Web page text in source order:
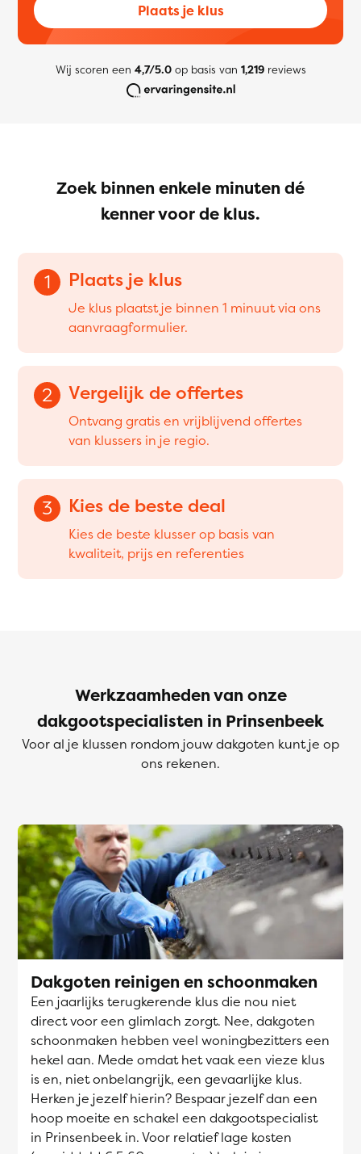
Plaats je klus
Wij scoren een 4,7/5.0op basis van 1,219reviews
Zoek binnen enkele minuten dé
kenner voor de klus.
1 Plaats je klus
Je klus plaatst je binnen 1 minuut via ons
aanvraagformulier.
2 Vergelijk de offertes
Ontvang gratis en vrijblijvend offertes
van klussers in je regio.
3 Kies de beste deal
Kies de beste klusser op basis van
kwaliteit, prijs en referenties
Werkzaamheden van onze
dakgootspecialisten in Prinsenbeek
Voor al je klussen rondom jouw dakgoten kunt je op
ons rekenen.
Dakgoten reinigen en schoonmaken
Een jaarlijks terugkerende klus die nou niet
direct voor een glimlach zorgt. Nee, dakgoten
schoonmaken hebben veel woningbezitters een
hekel aan. Mede omdat het vaak een vieze klus
is en, niet onbelangrijk, een gevaarlijke klus.
Herken je jezelf hierin? Bespaar jezelf dan een
hoop moeite en schakel een dakgootspecialist
in Prinsenbeek in. Voor relatief lage kosten